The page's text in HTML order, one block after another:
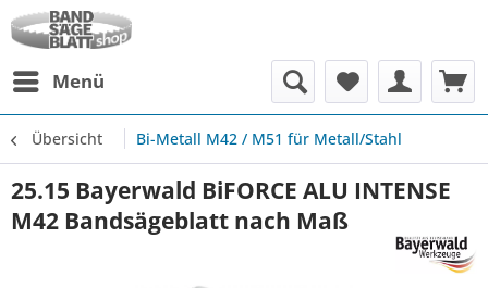
Menü
Übersicht Bi-Metall M42 / M51 für Metall/Stahl
25.15 Bayerwald BiFORCE ALU INTENSE
M42 Bandsägeblatt nach Maß